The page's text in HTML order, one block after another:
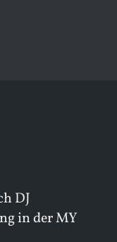
DJ
in der MY